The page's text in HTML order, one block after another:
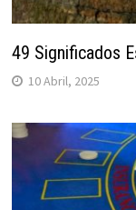
49 Significados
10 Abril, 2025